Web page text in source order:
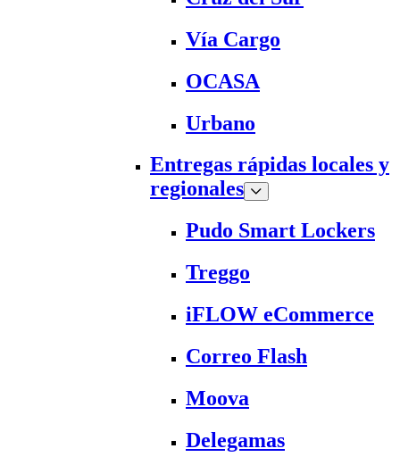
Vía Cargo
OCASA
Urbano
Entregas rápidas locales y
regionales
Pudo Smart Lockers
Treggo
iFLOW eCommerce
Correo Flash
Moova
Delegamas